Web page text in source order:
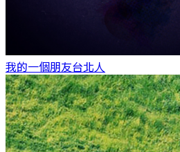
我的一個朋友台北人